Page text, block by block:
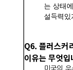
는 상태
설득력있
Q6. 플러스커
이유는 무엇입